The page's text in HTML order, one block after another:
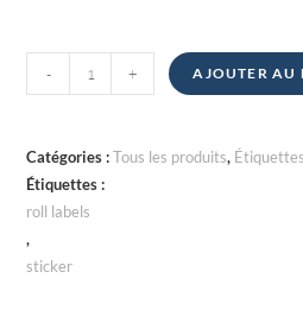
de
en
rouleau
- + AJOUTER AU
Catégories :Tous les produits,
Étiquettes :
roll labels
,
sticker